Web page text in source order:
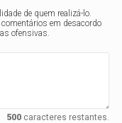
de quem realizá-lo.
em desacordo
ofensivas.
500caracteres restantes.